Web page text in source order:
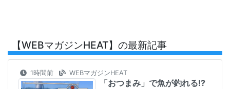
【WEBマガジンHEAT】の最新記事
1時間前 WEBマガジンHEAT
「おつまみ」で魚が釣れる!?